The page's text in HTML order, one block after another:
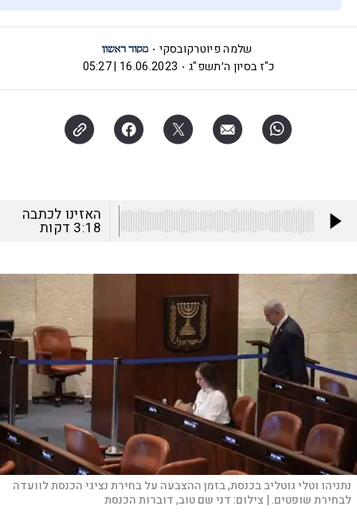
שלמה פיוטרקובסקי
כ"ז בסיון ה׳תשפ"ג
16.06.2023 | 05:27
האזינו לכתבה
3:18 דקות
נתניהו וטלי גוטליב בכנסת, בזמן ההצבעה על בחירת נציגי הכנסת לוועדה
לבחירת שופטים. | צילום:דני שם טוב, דוברות הכנסת